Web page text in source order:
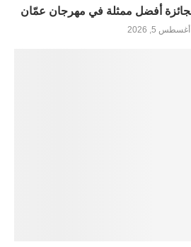
بجائزة أفضل ممثلة في مهرجان عمّان
أغسطس 5, 2026